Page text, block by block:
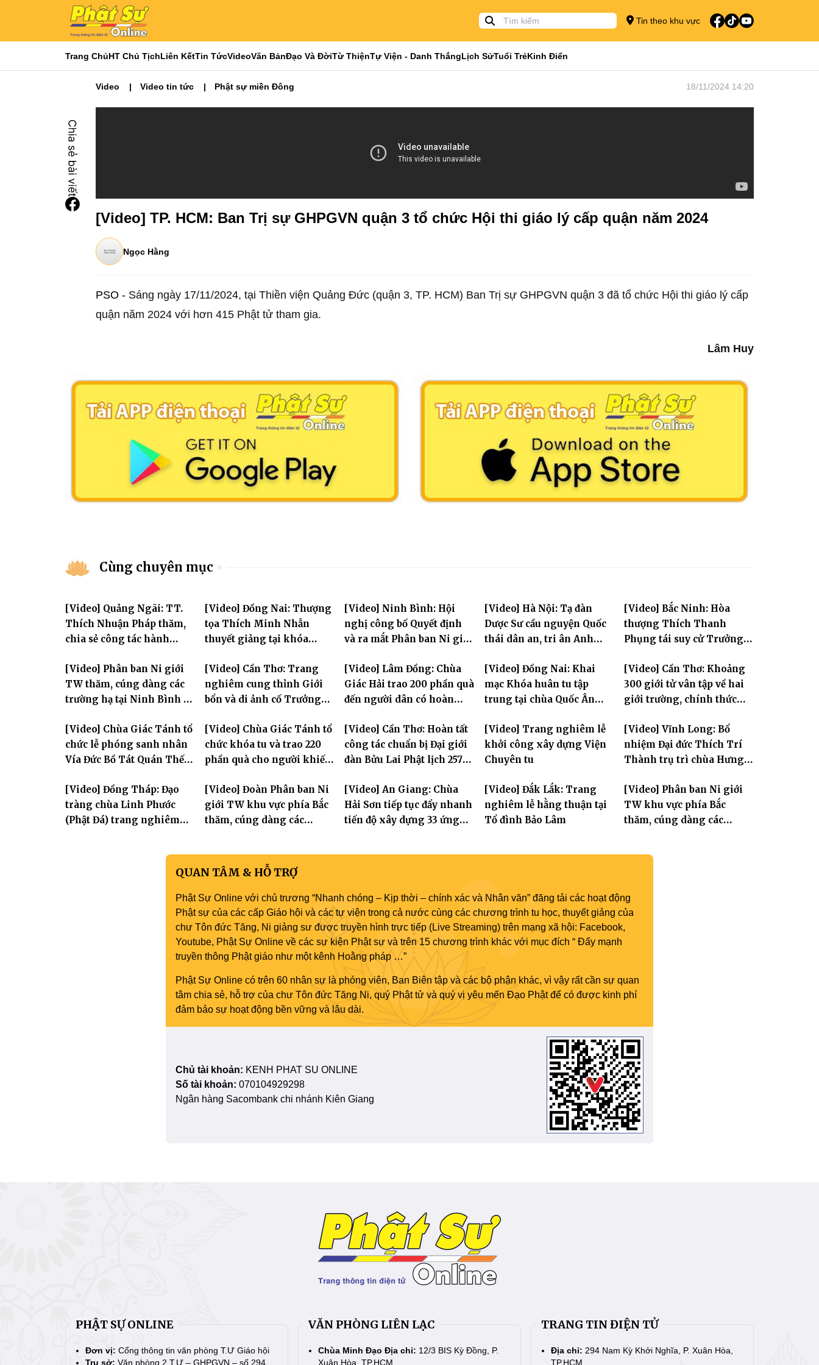
Tin theo khu vực
Trang ChủHT Chủ TịchLiên KếtTin TứcVideoVăn BảnĐạo Và ĐờiTừ ThiệnTự Viện - Danh ThắngLịch SửTuổi TrẻKinh Điển
Video Video tin tức Phật sự miền Đông 18/11/2024 14:20
[Video] TP. HCM: Ban Trị sự GHPGVN quận 3 tổ chức Hội thi giáo lý cấp quận năm 2024
Ngọc Hằng
PSO - Sáng ngày 17/11/2024, tại Thiền viện Quảng Đức (quận 3, TP. HCM) Ban Trị sự GHPGVN quận 3 đã tổ chức Hội thi giáo lý cấp
quận năm 2024 với hơn 415 Phật tử tham gia.
Lâm Huy
Cùng chuyên mục
[Video] Quảng Ngãi: TT.
Thích Nhuận Pháp thăm,
chia sẻ công tác hành
chư hành giả Ni
[Video] Đồng Nai: Thượng
tọa Thích Minh Nhẫn
thuyết giảng tại khóa
[Video] Ninh Bình: Hội
nghị công bố Quyết định
và ra mắt Phân ban Ni giới
[Video] Hà Nội: Tạ đàn
Dược Sư cầu nguyện Quốc
thái dân an, tri ân Anh
[Video] Bắc Ninh: Hòa
thượng Thích Thanh
Phụng tái suy cử Trưởng
[Video] Phân ban Ni giới
TW thăm, cúng dàng các
trường hạ tại Ninh Bình và
thần hộ trì Tam bảo
[Video] Cần Thơ: Trang
nghiêm cung thỉnh Giới
bổn và di ảnh cố Trưởng
Tôn hiệu Đại giới đàn – về
hai giới trường
[Video] Lâm Đồng: Chùa
Giác Hải trao 200 phần quà
đến người dân có hoàn
Dương
[Video] Đồng Nai: Khai
mạc Khóa huân tu tập
trung tại chùa Quốc Ân
[Video] Cần Thơ: Khoảng
300 giới tử vân tập về hai
giới trường, chính thức
đàn Bửu Lai PL.2570
[Video] Chùa Giác Tánh tổ
chức lễ phóng sanh nhân
Vía Đức Bồ Tát Quán Thế
[Video] Chùa Giác Tánh tổ
chức khóa tu và trao 220
phần quà cho người khiếm
[Video] Cần Thơ: Hoàn tất
công tác chuẩn bị Đại giới
đàn Bửu Lai Phật lịch 2570,
đăng đàn cầu giới
[Video] Trang nghiêm lễ
khởi công xây dựng Viện
Chuyên tu
[Video] Vĩnh Long: Bổ
nhiệm Đại đức Thích Trí
Thành trụ trì chùa Hưng
[Video] Đồng Tháp: Đạo
tràng chùa Linh Phước
(Phật Đá) trang nghiêm
[Video] Đoàn Phân ban Ni
giới TW khu vực phía Bắc
thăm, cúng dàng các
[Video] An Giang: Chùa
Hải Sơn tiếp tục đẩy nhanh
tiến độ xây dựng 33 ứng
[Video] Đắk Lắk: Trang
nghiêm lễ hằng thuận tại
Tổ đình Bảo Lâm
[Video] Phân ban Ni giới
TW khu vực phía Bắc
thăm, cúng dàng các
QUAN TÂM & HỖ TRỢ
Phật Sự Online với chủ trương “Nhanh chóng – Kịp thời – chính xác và Nhân văn” đăng tải các hoạt động
Phật sự của các cấp Giáo hội và các tự viện trong cả nước cùng các chương trình tu học, thuyết giảng của
chư Tôn đức Tăng, Ni giảng sư được truyền hình trực tiếp (Live Streaming) trên mạng xã hội: Facebook,
Youtube, Phật Sự Online về các sự kiện Phật sự và trên 15 chương trình khác với mục đích “ Đẩy mạnh
truyền thông Phật giáo như một kênh Hoằng pháp …”
Phật Sự Online có trên 60 nhân sự là phóng viên, Ban Biên tập và các bộ phận khác, vì vậy rất cần sự quan
tâm chia sẻ, hỗ trợ của chư Tôn đức Tăng Ni, quý Phật tử và quý vị yêu mến Đạo Phật để có được kinh phí
đảm bảo sự hoạt động bền vững và lâu dài.
Chủ tài khoản: KENH PHAT SU ONLINE
Số tài khoản: 070104929298
Ngân hàng Sacombank chi nhánh Kiên Giang
PHẬT SỰ ONLINE
Đơn vị: Cổng thông tin văn phòng T.Ư Giáo hội
Trụ sở: Văn phòng 2 T.Ư – GHPGVN – số 294
VĂN PHÒNG LIÊN LẠC
Chùa Minh Đạo Địa chỉ: 12/3 BIS Kỳ Đồng, P.
Xuân Hòa, TP.HCM
TRANG TIN ĐIỆN TỬ
Địa chỉ: 294 Nam Kỳ Khởi Nghĩa, P. Xuân Hòa,
TP.HCM